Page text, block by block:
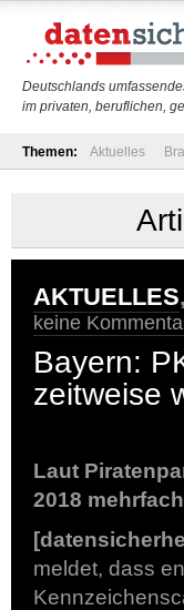
Deutschlands
im privaten, beruflichen,
Themen: Aktuelles
AKTUELLES,
keine
Bayern:
zeitweise
Laut
2018
meldet, dass